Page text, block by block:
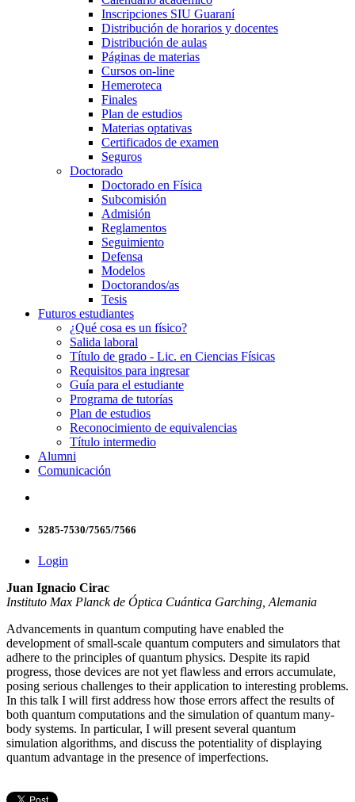
Inscripciones SIU Guaraní
Distribución de horarios y docentes
Distribución de aulas
Páginas de materias
Cursos on-line
Hemeroteca
Finales
Plan de estudios
Materias optativas
Certificados de examen
Seguros
Doctorado
Doctorado en Física
Subcomisión
Admisión
Reglamentos
Seguimiento
Defensa
Modelos
Doctorandos/as
Tesis
Futuros estudiantes
¿Qué cosa es un físico?
Salida laboral
Título de grado - Lic. en Ciencias Físicas
Requisitos para ingresar
Guía para el estudiante
Programa de tutorías
Plan de estudios
Reconocimiento de equivalencias
Título intermedio
Alumni
Comunicación
5285-7530/7565/7566
Login
Juan Ignacio Cirac
Instituto Max Planck de Óptica Cuántica Garching, Alemania
Advancements in quantum computing have enabled the
development of small-scale quantum computers and simulators that
adhere to the principles of quantum physics. Despite its rapid
progress, those devices are not yet flawless and errors accumulate,
posing serious challenges to their application to interesting problems.
In this talk I will first address how those errors affect the results of
both quantum computations and the simulation of quantum many-
body systems. In particular, I will present several quantum
simulation algorithms, and discuss the potentiality of displaying
quantum advantage in the presence of imperfections.